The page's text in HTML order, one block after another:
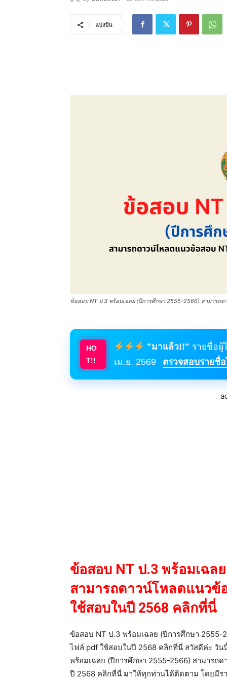
แบ่งปัน
ข้อสอบ NT ป.3 พร้อมเฉลย (ปีการศึกษา 2555-2566) สามารถ
HO
T!!
"มาแล้ว!!" รายชื่อผู้
เม.ย. 2569
ตรวจสอบรายชื่
ข้อสอบ NT ป.3 พร้อมเฉล
สามารถดาวน์โหลดแนวข้
ใช้สอบในปี 2568 คลิกที่นี่
ข้อสอบ NT ป.3 พร้อมเฉลย (ปีการศึกษา
ไฟล์ pdf ใช้สอบในปี 2568 คลิกที่นี่ สวัสดีค่ะ วั
พร้อมเฉลย (ปีการศึกษา 2555-2566) สามารถ
ปี 2568 คลิกที่นี่ มาให้ทุกท่านได้ติดตาม โดยมีร